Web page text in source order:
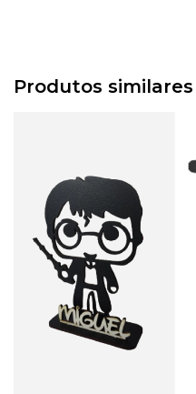
Produtos similares